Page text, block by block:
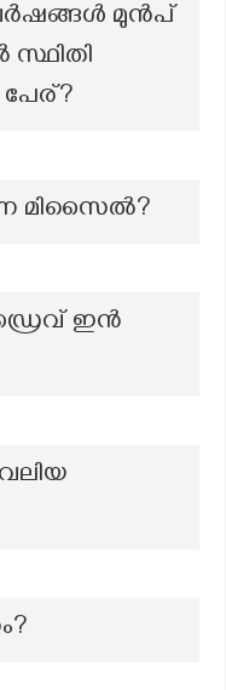
മുൻപ്
മിസൈൽ?
‌‌‌‌‌ഇൻ